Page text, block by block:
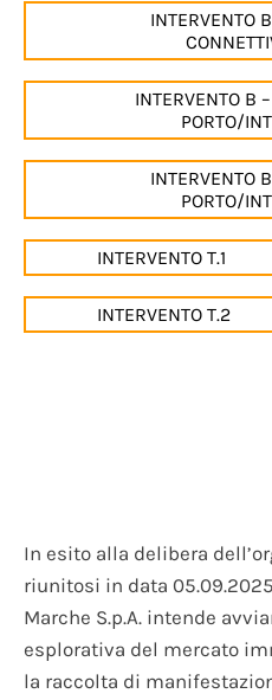
INTERVENTO
INTERVENTO B
PORTO/
INTERVENTO
PORTO/
INTERVENTO T.1
INTERVENTO T.2
In esito alla delibera
riunitosi in data
Marche S.p.A. intende
esplorativa del mercato
la raccolta di